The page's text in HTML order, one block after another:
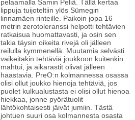
pelaamalla Samin Peliä. Tällä kertaa
lippuja tuijoteltiin ylös Sümegin
linnamäen rinteille. Paikoin jopa 16
metrin zerotoleranssi helpotti tehtävien
ratkaisua huomattavasti, ja osin sen
takia täysin oikeita rivejä oli jälleen
reilulla kymmenellä. Muutamia selvästi
vaikeitakin tehtäviä joukkoon kuitenkin
mahtui, ja aikarastit olivat jälleen
haastavia. PreO:n kolmannessa osassa
olisi ollut joukko hienoja tehtäviä, jos
puolet kulkualustasta ei olisi ollut hienoa
hiekkaa, jonne pyörätuolit
lähtökohtaisesti jäivät jumiin. Tästä
johtuen suuri osa kolmannesta osasta